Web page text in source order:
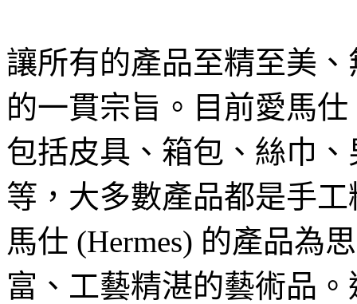
讓所有的產品至精至美、
的一貫宗旨。目前愛馬仕
包括皮具、箱包、絲巾
等，大多數產品都是手
馬仕 (Hermes) 的產品為
富、工藝精湛的藝術品